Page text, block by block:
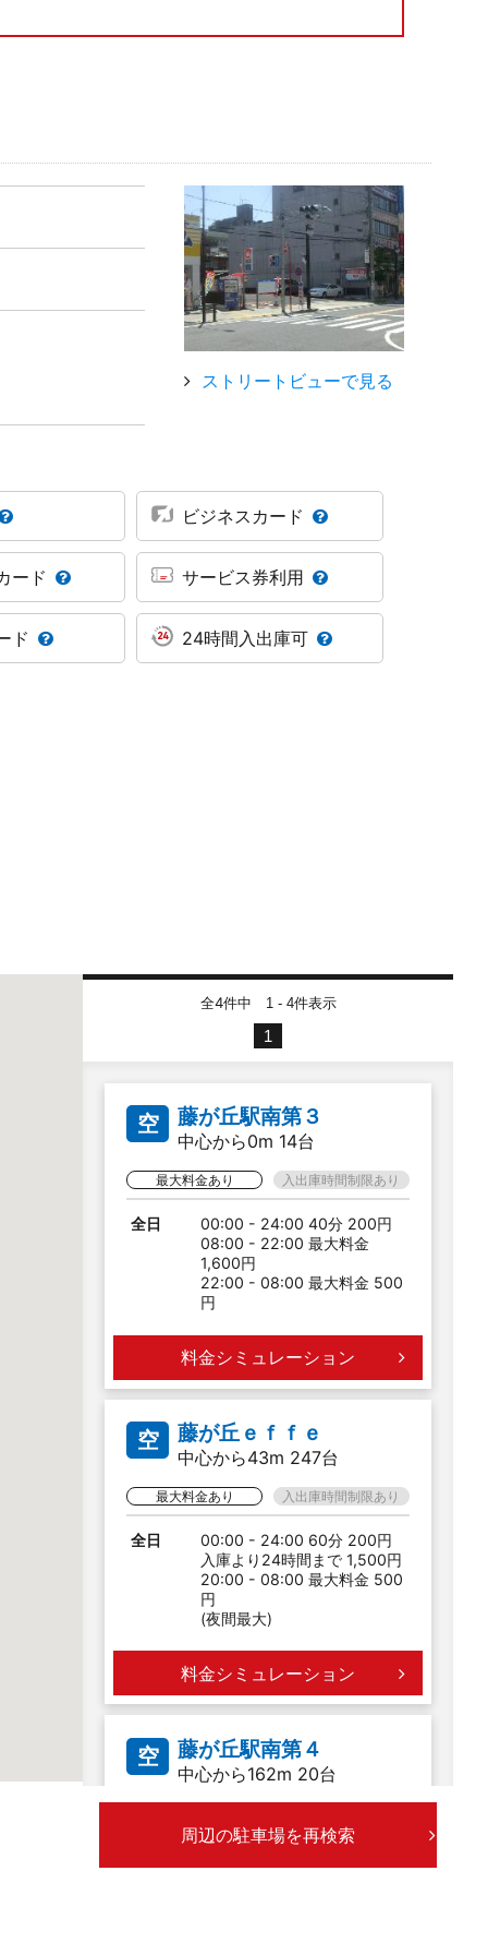
ストリートビューで見る
ビジネスカード
ード サービス券利用
ド 24時間入出庫可
全4件中 1 - 4件表示
1
空 藤が丘駅南第３
中心から0m 14台
最大料金あり 入出庫時間制限あり
全日
00:00 - 24:00 40分 200円
08:00 - 22:00 最大料金
1,600円
22:00 - 08:00 最大料金 500
円
料金シミュレーション
空 藤が丘ｅｆｆｅ
中心から43m 247台
最大料金あり 入出庫時間制限あり
全日
00:00 - 24:00 60分 200円
入庫より24時間まで 1,500円
20:00 - 08:00 最大料金 500
円
(夜間最大)
料金シミュレーション
空 藤が丘駅南第４
中心から162m 20台
周辺の駐車場を再検索